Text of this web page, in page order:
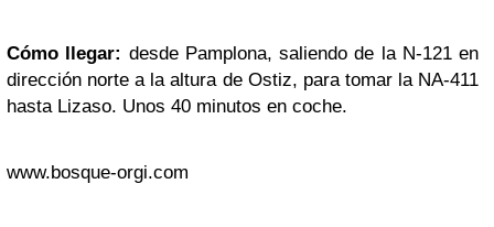
Cómo llegar: desde Pamplona, saliendo de la N-121 en
dirección norte a la altura de Ostiz, para tomar la NA-411
hasta Lizaso. Unos 40 minutos en coche.
www.bosque-orgi.com